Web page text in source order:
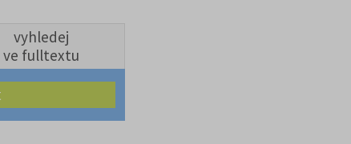
vyhledej
ve fulltextu